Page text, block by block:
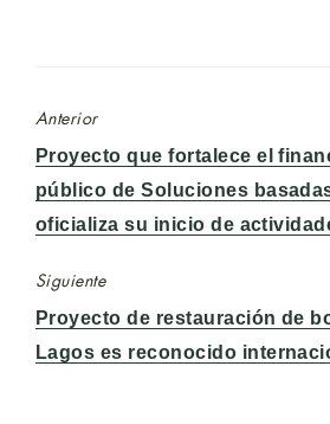
Anterior
Entrada
anterior:
Proyecto que fortalece el
público de Soluciones
oficializa su inicio de
Siguiente
Entrada
siguiente:
Proyecto de restauración de
Lagos es reconocido